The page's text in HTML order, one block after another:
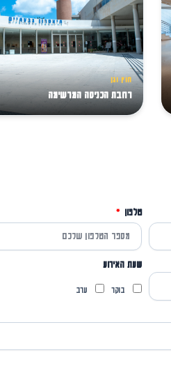
חוץ וגן
רחבת הכניסה המרשימה
טלפון
שעת האירוע
בוקר ערב